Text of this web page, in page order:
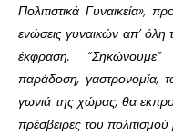
Πολιτιστικά Γυναικεία»,
ενώσεις γυναικών απ’ όλη
έκφραση.
παράδοση, γαστρονομία,
γωνιά της χώρας, θα
πρέσβειρες του πολιτισμού